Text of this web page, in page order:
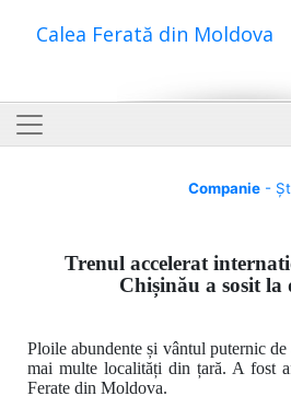
Calea Ferată din Moldova
Companie-
Trenul accelerat
Chișinău a sosit la
Ploile abundente și vântul puternic
mai multe localități din țară. A fost
Ferate din Moldova.